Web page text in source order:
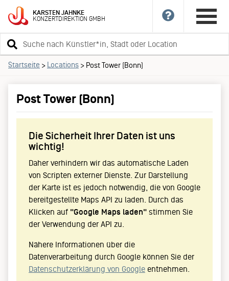
KARSTENJAHNKE
KONZERTDIREKTIONGMBH
Suchbegriff
eingeben
Startseite > Locations > Post Tower (Bonn)
Post Tower (Bonn)
Die Sicherheit Ihrer Daten ist uns
wichtig!
Daher verhindern wir das automatische Laden
von Scripten externer Dienste. Zur Darstellung
der Karte ist es jedoch notwendig, die von Google
bereitgestellte Maps API zu laden. Durch das
Klicken auf "Google Maps laden" stimmen Sie
der Verwendung der API zu.
Nähere Informationen über die
Datenverarbeitung durch Google können Sie der
Datenschutzerklärung von Google entnehmen.